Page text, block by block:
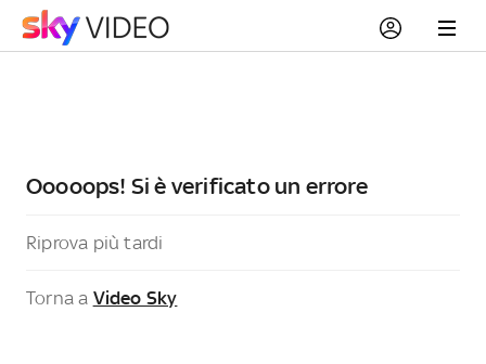
Ooooops! Si è verificato un errore
Riprova più tardi
Torna a Video Sky